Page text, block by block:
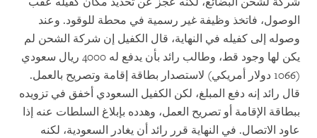
الوصول، فاتخذ وظيفة غير رسمية في محطة للوقود. وعند
وصوله إلى كفيله في النهاية، قال الكفيل إن شركة الشحن لم
يكن لها وجود قط، وطالب رائد بأن يدفع له 4000 ريال سعودي
(1066 دولار أمريكي) لاستصدار بطاقة إقامة وتصريح بالعمل.
قال رائد إنه دفع المبلغ، لكن الكفيل السعودي أخفق في تزويده
ببطاقة الإقامة أو تصريح العمل، وهدده بإبلاغ السلطات عنه إذا
عاود الاتصال. في النهاية قرر رائد أن يغادر السعودية، لكنه